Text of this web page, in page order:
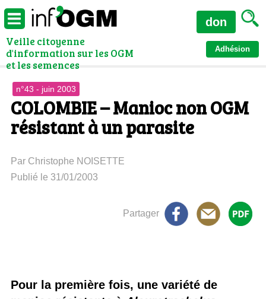
Veille citoyenne
d'information sur les OGM
et les semences
Adhésion
don
n°43 - juin 2003
COLOMBIE – Manioc non OGM
résistant à un parasite
Par Christophe NOISETTE
Publié le 31/01/2003
Partager
Pour la première fois, une variété de